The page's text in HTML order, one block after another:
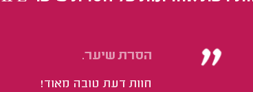
הסרת שיער.
חוות דעת טובה מאוד!